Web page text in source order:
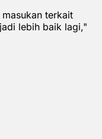
terkait
lebih baik lagi,"